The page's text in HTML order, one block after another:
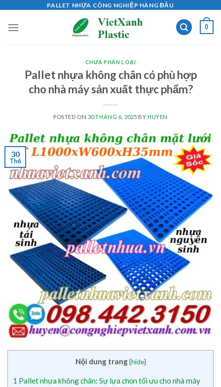
content
PALLET NHỰA CÔNG NGHIỆP HÀNG ĐẦU
0
CHƯA PHÂN LOẠI
Pallet nhựa không chân có phù hợp
cho nhà máy sản xuất thực phẩm?
POSTED ON 30 THÁNG 6, 2025 BY HUYEN
30
Th6
Nội dung trang [hide]
1 Pallet nhựa không chân: Sự lựa chọn tối ưu cho nhà máy